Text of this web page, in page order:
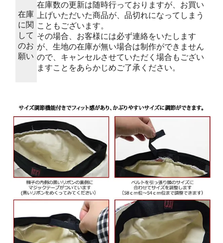
在庫
に関
して
のお
願い
在庫数の更新は随時行っておりますが、お買い
上げいただいた商品が、品切れになってしまう
こともございます。
その場合、お客様には必ず連絡をいたします
が、生地の在庫が無い場合は制作ができません
ので、キャンセルさせていただく場合もござい
ますことをあらかじめご了承ください。